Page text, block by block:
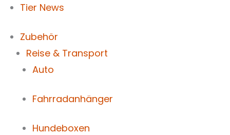
Tier News
Zubehör
Reise & Transport
Auto
Fahrradanhänger
Hundeboxen